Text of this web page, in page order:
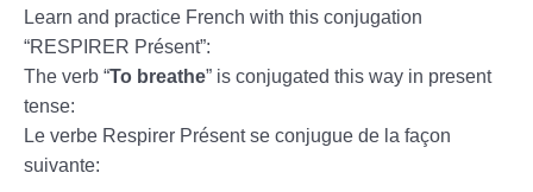
Learn and practice French with this conjugation
“RESPIRER Présent”:
The verb “To breathe” is conjugated this way in present
tense:
Le verbe Respirer Présent se conjugue de la façon
suivante: